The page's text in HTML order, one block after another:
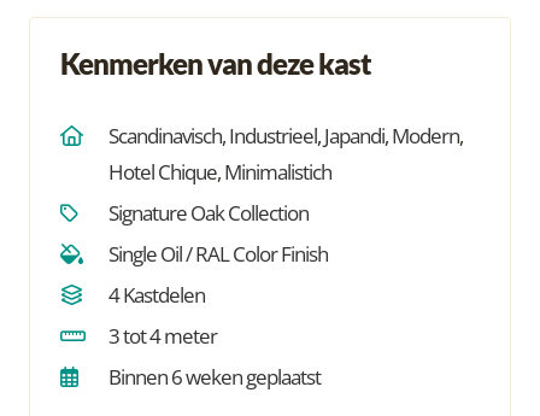
Kenmerken van deze kast
Scandinavisch,Industrieel,Japandi,Modern,
Hotel Chique,Minimalistich
Signature Oak Collection
Single Oil / RAL Color Finish
4 Kastdelen
3 tot 4 meter
Binnen 6 weken geplaatst